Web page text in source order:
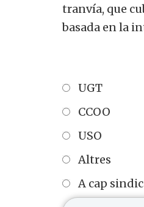
tranvía, que
basada en la
UGT
CCOO
USO
Altres
A cap